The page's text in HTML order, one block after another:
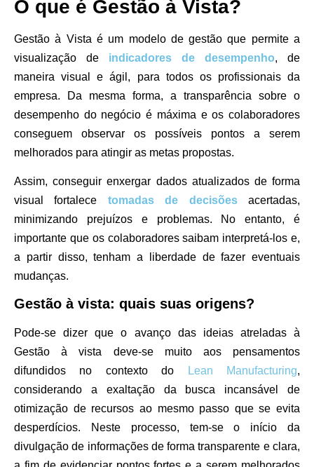
O que é Gestão à Vista?
Gestão à Vista é um modelo de gestão que permite a
visualização de indicadores de desempenho, de
maneira visual e ágil, para todos os profissionais da
empresa. Da mesma forma, a transparência sobre o
desempenho do negócio é máxima e os colaboradores
conseguem observar os possíveis pontos a serem
melhorados para atingir as metas propostas.
Assim, conseguir enxergar dados atualizados de forma
visual fortalece tomadas de decisõesacertadas,
minimizando prejuízos e problemas. No entanto, é
importante que os colaboradores saibam interpretá-los e,
a partir disso, tenham a liberdade de fazer eventuais
mudanças.
Gestão à vista: quais suas origens?
Pode-se dizer que o avanço das ideias atreladas à
Gestão à vista deve-se muito aos pensamentos
difundidos no contexto do
Lean Manufacturing,
considerando a exaltação da busca incansável de
otimização de recursos ao mesmo passo que se evita
desperdícios. Neste processo, tem-se o início da
divulgação de informações de forma transparente e clara,